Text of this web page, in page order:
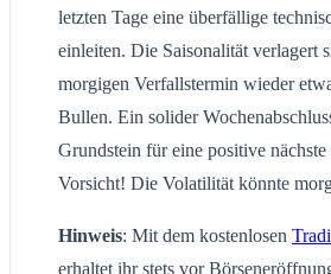
letzten Tage eine überfällige
einleiten. Die Saisonalität verlagert
morgigen Verfallstermin wieder
Bullen. Ein solider
Grundstein für eine positive nächste
Vorsicht! Die Volatilität könnte
Hinweis: Mit dem kostenlosen
erhaltet ihr stets vor